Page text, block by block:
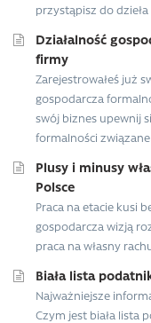
przystąpisz do dzieła
Działalność
firmy
Zarejestrowałeś już
gospodarcza
swój biznes upewnij
formalności związane
Plusy i minusy
Polsce
Praca na etacie kusi
gospodarcza wizją
praca na własny
Biała lista
Najważniejsze
Czym jest biała lista